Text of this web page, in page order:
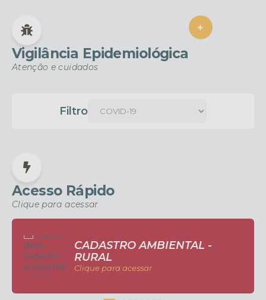
Vigilância Epidemiológica
Atenção e cuidados
VER MAIS
Filtro
Acesso Rápido
Clique para acessar
CADASTRO AMBIENTAL -
RURAL
Clique para acessar